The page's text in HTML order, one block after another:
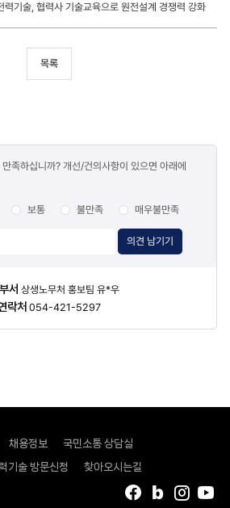
력기술, 협력사 기술교육으로 원전설계 경쟁력 강화
목록
족하십니까? 개선/건의사항이 있으면 아래에
보통 불만족 매우불만족
의견 남기기
서 상생노무처 홍보팀 유*우
락처 054-421-5297
채용정보 국민소통 상담실
기술 방문신청 찾아오시는길